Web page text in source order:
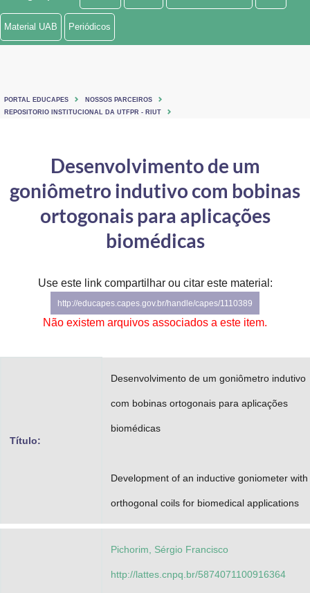
Ministério de Minas e Energia
Ministério do Turismo
Controladoria-Geral da União
Ministério da Mulher, da Família e dos Direitos Humanos
Gabinete de Segurança Institucional
Advocacia-Geral da União
Material UAB Periódicos
PORTAL EDUCAPES
NOSSOS PARCEIROS
REPOSITORIO INSTITUCIONAL DA UTFPR - RIUT
Desenvolvimento de um
goniômetro indutivo com bobinas
ortogonais para aplicações
biomédicas
Use este link compartilhar ou citar este material:
http://educapes.capes.gov.br/handle/capes/1110389
Não existem arquivos associados a este item.
Título:
Desenvolvimento de um goniômetro indutivo
com bobinas ortogonais para aplicações
biomédicas
Development of an inductive goniometer with
orthogonal coils for biomedical applications
Pichorim, Sérgio Francisco
http://lattes.cnpq.br/5874071100916364